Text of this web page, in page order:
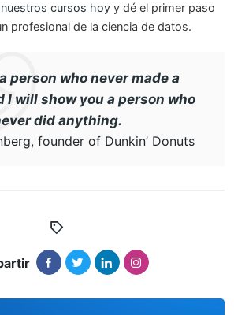
cursos hoy y dé el primer paso
profesional de la ciencia de datos.
person who never made a
I will show you a person who
did anything.
founder of Dunkin’ Donuts